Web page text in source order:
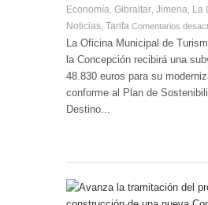
Economía Gibraltar Jimena La
Noticias Tarifa Comentarios
La Oficina Municipal de
la Concepción recibirá una
48.830 euros para su
conforme al Plan de
Destino...